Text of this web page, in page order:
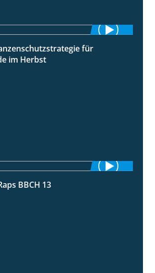
für
im Herbst
BBCH 13